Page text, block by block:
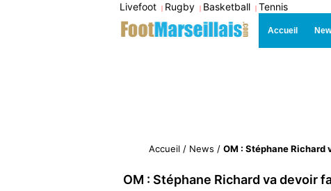
Livefoot | Rugby | Basketball | Tennis
Accueil
Accueil / News / OM : Stéphane Richard
OM : Stéphane Richard va devoir